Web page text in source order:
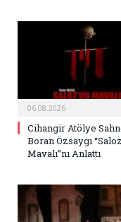
06.08.2026
Cihangir Atölye
Boran Özsaygı
Mavalı”nı Anlattı